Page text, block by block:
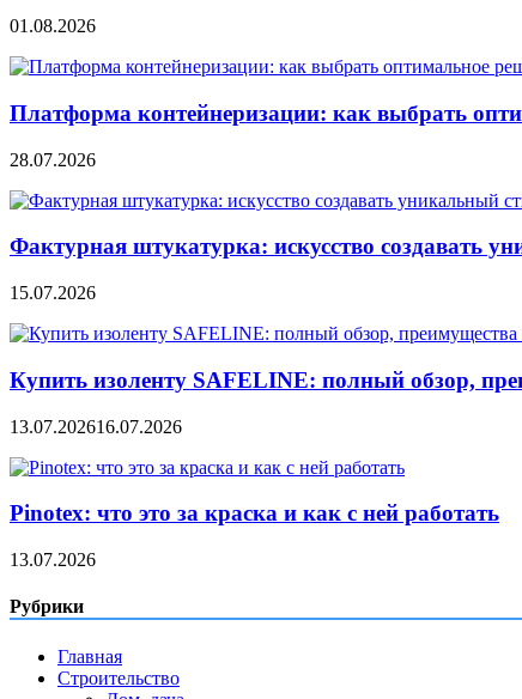
01.08.2026
Платформа контейнеризации: как выбрать
28.07.2026
Фактурная штукатурка: искусство создавать
15.07.2026
Купить изоленту SAFELINE: полный обзор,
13.07.202616.07.2026
Pinotex: что это за краска и как с ней работать
13.07.2026
Рубрики
Главная
Строительство